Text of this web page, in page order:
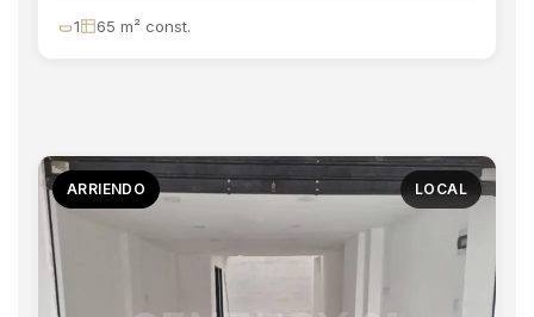
1 65 m² const.
ARRIENDO LOCAL